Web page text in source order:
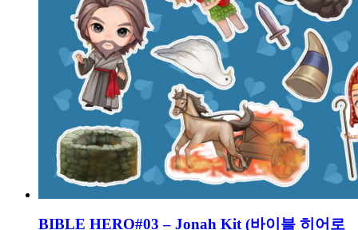
BIBLE HERO#03 – Jonah Kit (바이블 히어로